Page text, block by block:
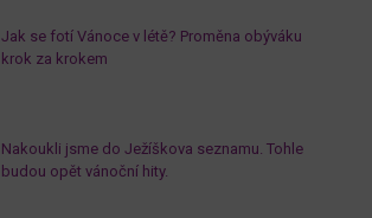
Jak se fotí Vánoce v létě? Proměna obýváku
krok za krokem
Nakoukli jsme do Ježíškova seznamu. Tohle
budou opět vánoční hity.